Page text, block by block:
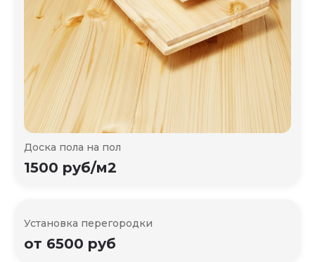
Доска пола на пол
1500 руб/м2
Установка перегородки
от 6500 руб